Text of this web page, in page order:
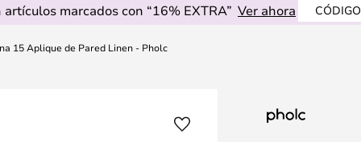
marcados con “16% EXTRA” Ver ahora
15 Aplique de Pared Linen - Pholc